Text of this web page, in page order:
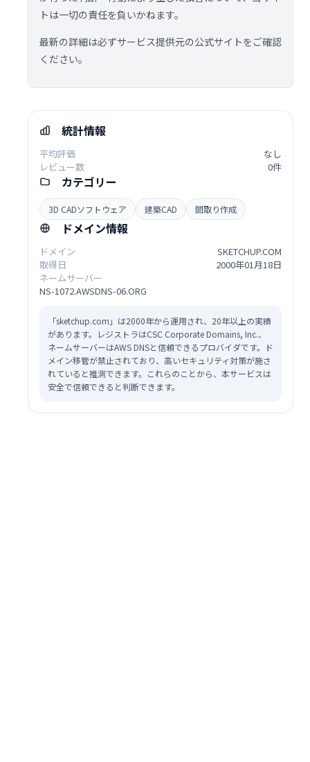
トは一切の責任を負いかねます。
最新の詳細は必ずサービス提供元の公式サイトをご確認
ください。
統計情報
平均評価
なし
レビュー数
0件
カテゴリー
3D CADソフトウェア 建築CAD 間取り作成
ドメイン情報
ドメイン
SKETCHUP.COM
取得日
2000年01月18日
ネームサーバー
NS-1072.AWSDNS-06.ORG
「sketchup.com」は2000年から運用され、20年以上の実績
があります。レジストラはCSC Corporate Domains, Inc.、
ネームサーバーはAWS DNSと信頼できるプロバイダです。ド
メイン移管が禁止されており、高いセキュリティ対策が施さ
れていると推測できます。これらのことから、本サービスは
安全で信頼できると判断できます。